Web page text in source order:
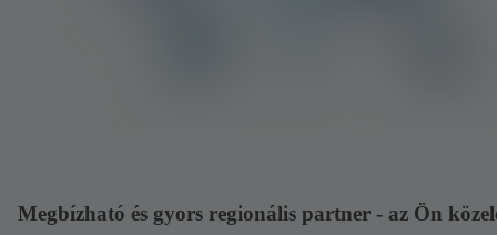
Megbízható és gyors regionális partner - az Ön